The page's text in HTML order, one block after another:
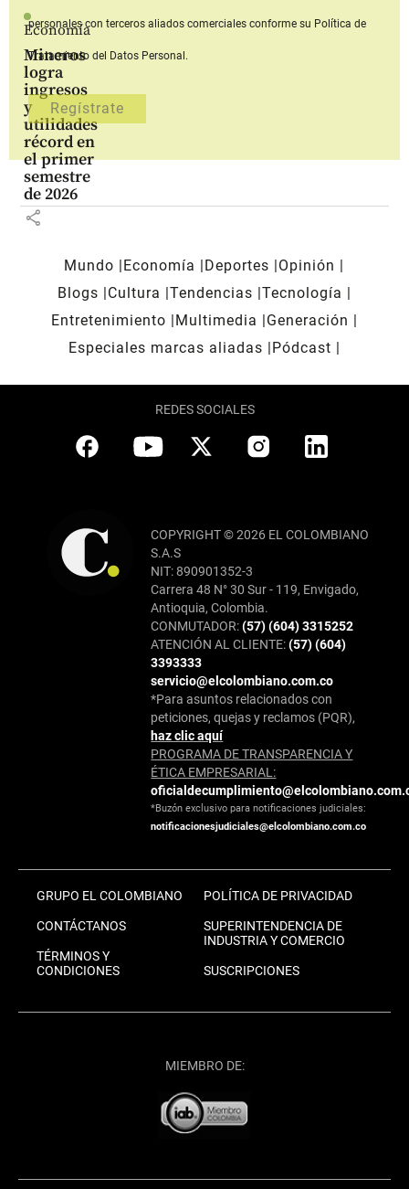
Economía
Mineros
logra
ingresos
y
utilidades
récord en
el primer
semestre
de 2026
share
personales con terceros aliados comerciales conforme su Política de
Tratamiento del Datos Personal.
Mundo Economía Deportes
Opinión
Blogs
Cultura Tendencias Tecnología
Entretenimiento
Multimedia
Generación
Especiales marcas aliadas
Pódcast
REDES SOCIALES
COPYRIGHT © 2026 EL COLOMBIANO
S.A.S
NIT: 890901352-3
Carrera 48 N° 30 Sur - 119, Envigado,
Antioquia, Colombia.
CONMUTADOR:(57) (604) 3315252
ATENCIÓN AL CLIENTE:(57) (604)
3393333
servicio@elcolombiano.com.co
*Para asuntos relacionados con
peticiones, quejas y reclamos (PQR),
haz clic aquí
PROGRAMA DE TRANSPARENCIA Y
ÉTICA EMPRESARIAL:
*Buzón exclusivo para notificaciones judiciales:
notificacionesjudiciales@elcolombiano.com.co
GRUPO EL COLOMBIANO
CONTÁCTANOS
TÉRMINOS Y
CONDICIONES
POLÍTICA DE PRIVACIDAD
SUPERINTENDENCIA DE
INDUSTRIA Y COMERCIO
SUSCRIPCIONES
MIEMBRO DE: